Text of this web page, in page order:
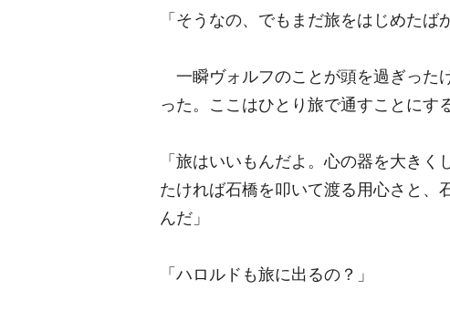
「そうなの、でもまだ旅をはじめたば
一瞬ヴォルフのことが頭を過ぎった
った。ここはひとり旅で通すことにする
「旅はいいもんだよ。心の器を大き
たければ石橋を叩いて渡る用心さと、
んだ」
「ハロルドも旅に出るの？」